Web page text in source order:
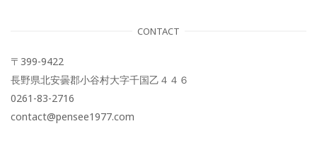
CONTACT
〒399-9422
長野県北安曇郡小谷村大字千国乙４４６
0261-83-2716
contact@pensee1977.com